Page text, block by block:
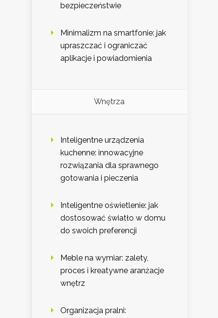
bezpieczeństwie
Minimalizm na smartfonie: jak
upraszczać i ograniczać
aplikacje i powiadomienia
Wnętrza
Inteligentne urządzenia
kuchenne: innowacyjne
rozwiązania dla sprawnego
gotowania i pieczenia
Inteligentne oświetlenie: jak
dostosować światło w domu
do swoich preferencji
Meble na wymiar: zalety,
proces i kreatywne aranżacje
wnętrz
Organizacja pralni: